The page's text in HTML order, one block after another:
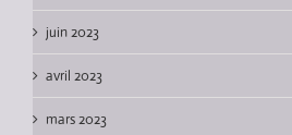
juin 2023
avril 2023
mars 2023